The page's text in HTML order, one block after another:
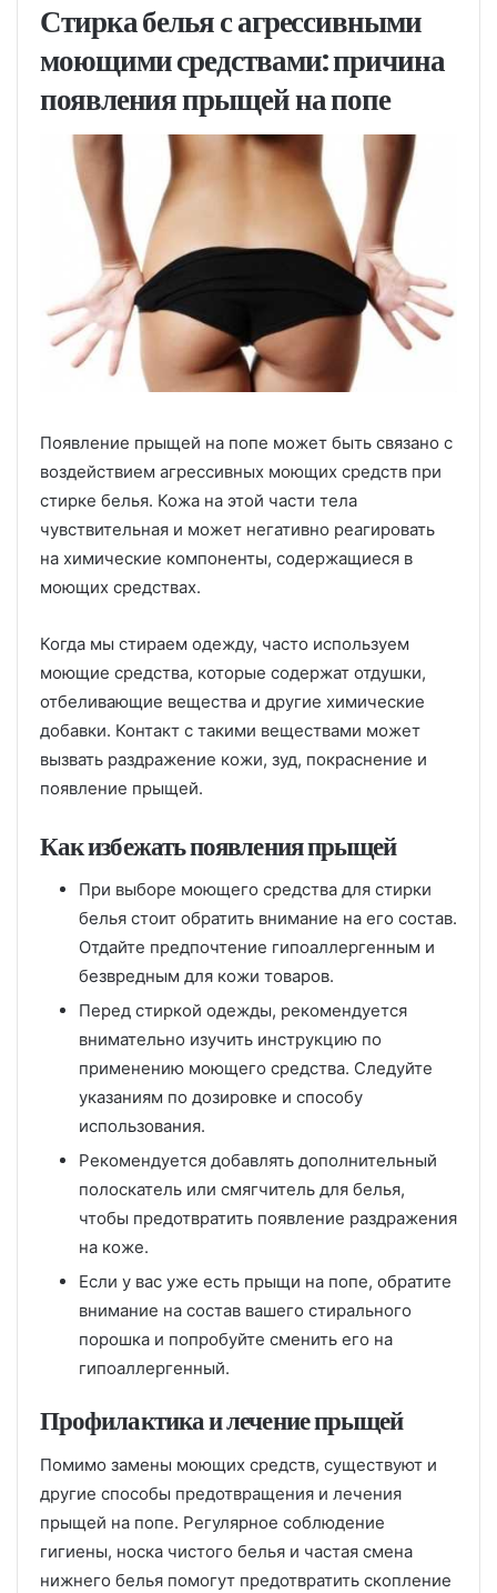
Стирка белья с агрессивными
моющими средствами: причина
появления прыщей на попе
Появление прыщей на попе может быть связано с
воздействием агрессивных моющих средств при
стирке белья. Кожа на этой части тела
чувствительная и может негативно реагировать
на химические компоненты, содержащиеся в
моющих средствах.
Когда мы стираем одежду, часто используем
моющие средства, которые содержат отдушки,
отбеливающие вещества и другие химические
добавки. Контакт с такими веществами может
вызвать раздражение кожи, зуд, покраснение и
появление прыщей.
Как избежать появления прыщей
При выборе моющего средства для стирки
белья стоит обратить внимание на его состав.
Отдайте предпочтение гипоаллергенным и
безвредным для кожи товаров.
Перед стиркой одежды, рекомендуется
внимательно изучить инструкцию по
применению моющего средства. Следуйте
указаниям по дозировке и способу
использования.
Рекомендуется добавлять дополнительный
полоскатель или смягчитель для белья,
чтобы предотвратить появление раздражения
на коже.
Если у вас уже есть прыщи на попе, обратите
внимание на состав вашего стирального
порошка и попробуйте сменить его на
гипоаллергенный.
Профилактика и лечение прыщей
Помимо замены моющих средств, существуют и
другие способы предотвращения и лечения
прыщей на попе. Регулярное соблюдение
гигиены, носка чистого белья и частая смена
нижнего белья помогут предотвратить скопление